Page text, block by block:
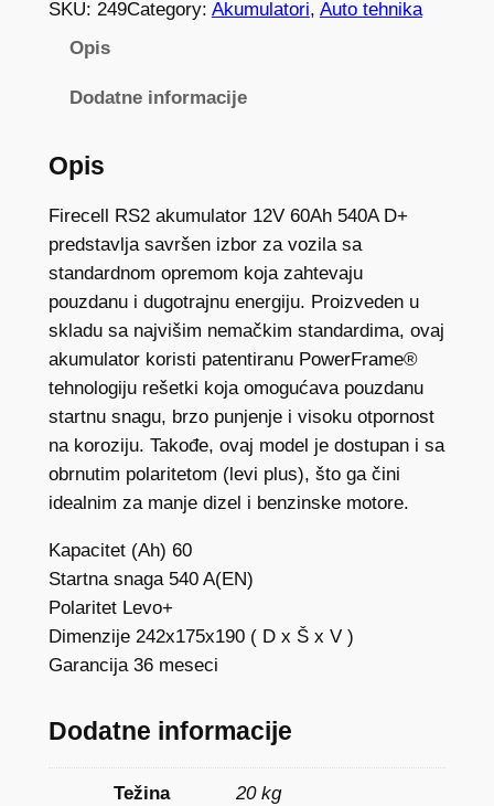
u
o
r
F
i
r
e
c
e
l
l
1
2
6
0
A
h
5
0
SKU: 249Category: Akumulatori, Auto tehnika
Opis
Dodatne informacije
Opis
Firecell RS2 akumulator 12V 60Ah 540A D+
predstavlja savršen izbor za vozila sa
standardnom opremom koja zahtevaju
pouzdanu i dugotrajnu energiju. Proizveden u
skladu sa najvišim nemačkim standardima, ovaj
akumulator koristi patentiranu PowerFrame®
tehnologiju rešetki koja omogućava pouzdanu
startnu snagu, brzo punjenje i visoku otpornost
na koroziju. Takođe, ovaj model je dostupan i sa
obrnutim polaritetom (levi plus), što ga čini
idealnim za manje dizel i benzinske motore.
Kapacitet (Ah) 60
Startna snaga 540 A(EN)
Polaritet Levo+
Dimenzije 242x175x190 ( D x Š x V )
Garancija 36 meseci
Dodatne informacije
Težina 20 kg